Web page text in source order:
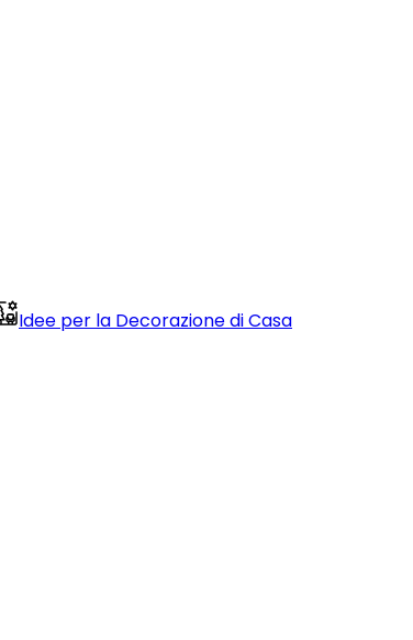
Idee per la Decorazione di Casa